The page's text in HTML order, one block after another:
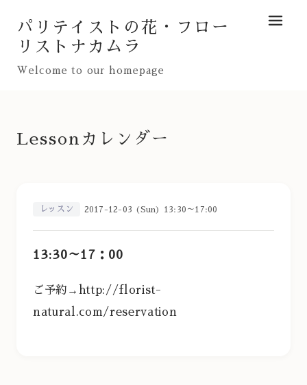
パリテイストの花・フロー
リストナカムラ
Welcome to our homepage
メニュ
Lessonカレンダー
レッスン 2017-12-03 (Sun) 13:30～17:00
13:30～17：00
ご予約→ http://florist-
natural.com/reservation